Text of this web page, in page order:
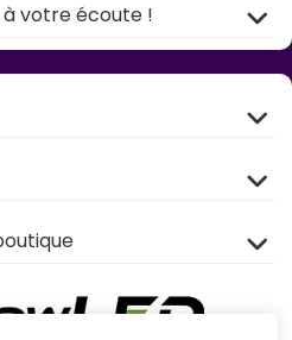
à votre écoute !